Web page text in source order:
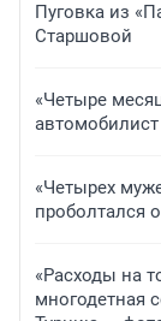
Пуговка из
Старшовой
«Четыре
«Четырех
проболтался
«Расходы на
многодетная